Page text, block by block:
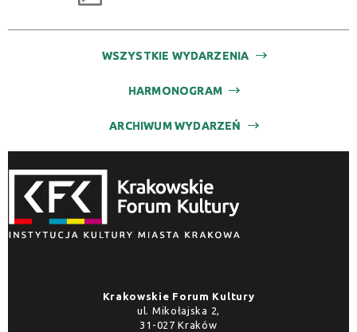
WSZYSTKIE WYDARZENIA
HARMONOGRAM
ARCHIWUM WYDARZEŃ
Krakowskie Forum Kultury
ul. Mikołajska 2,
31-027 Kraków